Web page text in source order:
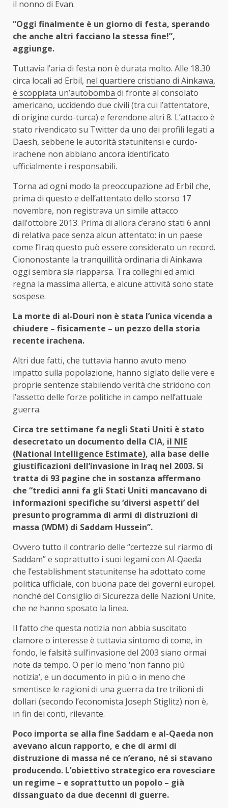
il nonno di Evan.
“Oggi finalmente è un giorno di festa, sperando
che anche altri facciano la stessa fine!”,
aggiunge.
Tuttavia l’aria di festa non è durata molto. Alle 18.30
circa locali ad Erbil, nel quartiere cristiano di Ainkawa,
è scoppiata un’autobomba di fronte al consolato
americano, uccidendo due civili (tra cui l’attentatore,
di origine curdo-turca) e ferendone altri 8. L’attacco è
stato rivendicato su Twitter da uno dei profili legati a
Daesh, sebbene le autorità statunitensi e curdo-
irachene non abbiano ancora identificato
ufficialmente i responsabili.
Torna ad ogni modo la preoccupazione ad Erbil che,
prima di questo e dell’attentato dello scorso 17
novembre, non registrava un simile attacco
dall’ottobre 2013. Prima di allora c’erano stati 6 anni
di relativa pace senza alcun attentato: in un paese
come l’Iraq questo può essere considerato un record.
Ciononostante la tranquillità ordinaria di Ainkawa
oggi sembra sia riapparsa. Tra colleghi ed amici
regna la massima allerta, e alcune attività sono state
sospese.
La morte di al-Douri non è stata l’unica vicenda a
chiudere – fisicamente – un pezzo della storia
recente irachena.
Altri due fatti, che tuttavia hanno avuto meno
impatto sulla popolazione, hanno siglato delle vere e
proprie sentenze stabilendo verità che stridono con
l’assetto delle forze politiche in campo nell’attuale
guerra.
Circa tre settimane fa negli Stati Uniti è stato
desecretato un documento della CIA, il NIE
(National Intelligence Estimate), alla base delle
giustificazioni dell’invasione in Iraq nel 2003. Si
tratta di 93 pagine che in sostanza affermano
che “tredici anni fa gli Stati Uniti mancavano di
informazioni specifiche su ‘diversi aspetti’ del
presunto programma di armi di distruzioni di
massa (WDM) di Saddam Hussein”.
Ovvero tutto il contrario delle “certezze sul riarmo di
Saddam” e soprattutto i suoi legami con Al-Qaeda
che l’establishment statunitense ha adottato come
politica ufficiale, con buona pace dei governi europei,
nonché del Consiglio di Sicurezza delle Nazioni Unite,
che ne hanno sposato la linea.
Il fatto che questa notizia non abbia suscitato
clamore o interesse è tuttavia sintomo di come, in
fondo, le falsità sull’invasione del 2003 siano ormai
note da tempo. O per lo meno ‘non fanno più
notizia’, e un documento in più o in meno che
smentisce le ragioni di una guerra da tre trilioni di
dollari (secondo l’economista Joseph Stiglitz) non è,
in fin dei conti, rilevante.
Poco importa se alla fine Saddam e al-Qaeda non
avevano alcun rapporto, e che di armi di
distruzione di massa né ce n’erano, né si stavano
producendo. L’obiettivo strategico era rovesciare
un regime – e soprattutto un popolo – già
dissanguato da due decenni di guerre.